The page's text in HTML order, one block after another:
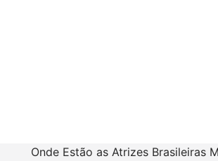
Onde Estão as Atrizes Brasileiras